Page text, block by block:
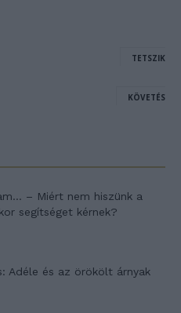
TETSZIK
KÖVETÉS
– Miért nem hiszünk a
segítséget kérnek?
Adéle és az örökölt árnyak